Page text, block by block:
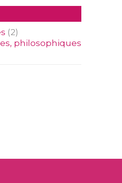
(2)
philosophiques